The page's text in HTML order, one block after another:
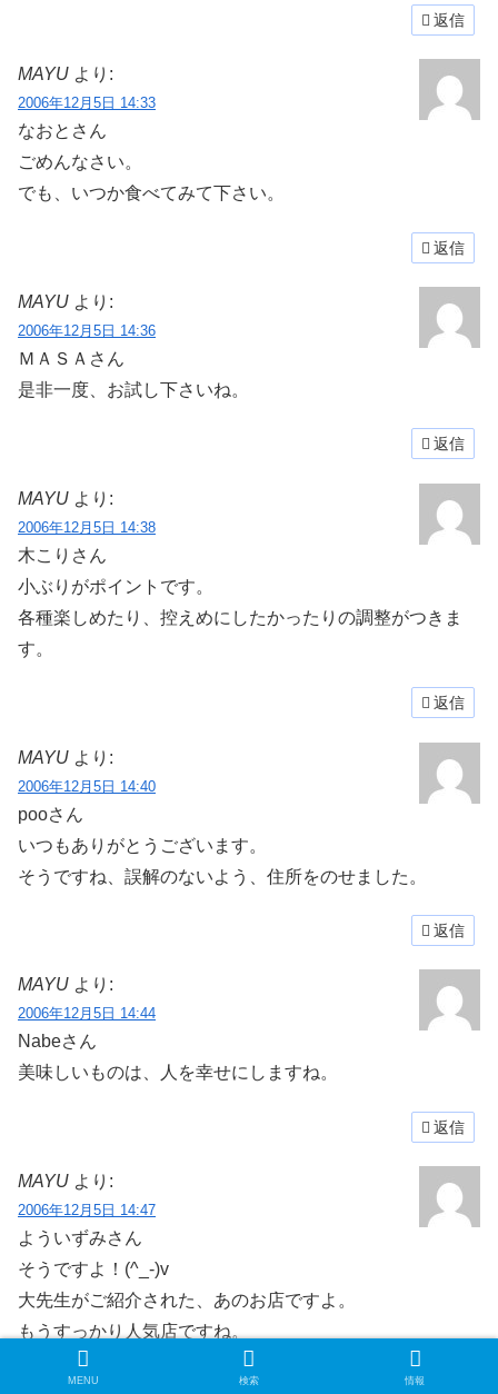
返信
MAYU より:
2006年12月5日 14:33
なおとさん
ごめんなさい。
でも、いつか食べてみて下さい。
返信
MAYU より:
2006年12月5日 14:36
ＭＡＳＡさん
是非一度、お試し下さいね。
返信
MAYU より:
2006年12月5日 14:38
木こりさん
小ぶりがポイントです。
各種楽しめたり、控えめにしたかったりの調整がつきま
す。
返信
MAYU より:
2006年12月5日 14:40
pooさん
いつもありがとうございます。
そうですね、誤解のないよう、住所をのせました。
返信
MAYU より:
2006年12月5日 14:44
Nabeさん
美味しいものは、人を幸せにしますね。
返信
MAYU より:
2006年12月5日 14:47
よういずみさん
そうですよ！(^_-)v
大先生がご紹介された、あのお店ですよ。
もうすっかり人気店ですね。
私はその前に、北海道の情報番組で知りました。
MENU 検索 情報